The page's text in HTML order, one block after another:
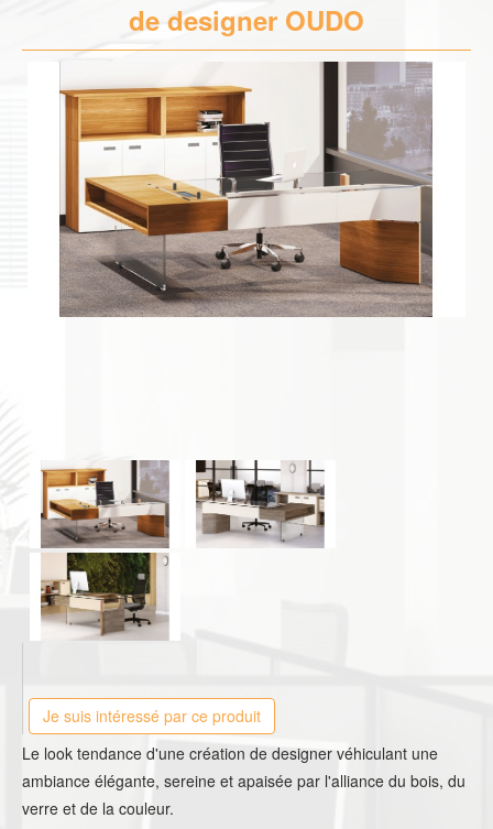
de designer OUDO
Je suis intéressé par ce produit
Le look tendance d'une création de designer véhiculant une
ambiance élégante, sereine et apaisée par l'alliance du bois, du
verre et de la couleur.